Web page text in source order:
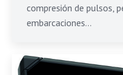
compresión de pulsos,
embarcaciones…